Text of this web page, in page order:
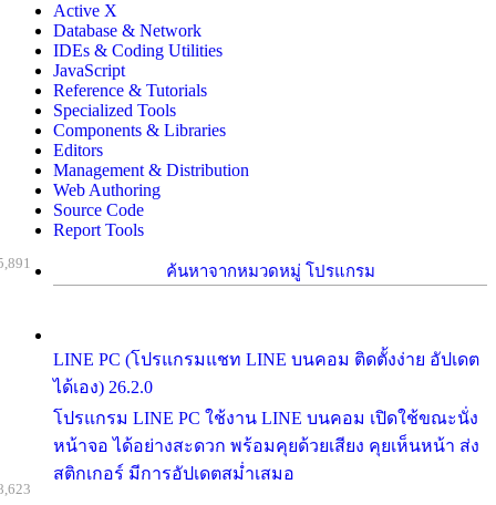
Active X
Database & Network
IDEs & Coding Utilities
JavaScript
Reference & Tutorials
Specialized Tools
Components & Libraries
Editors
Management & Distribution
Web Authoring
Source Code
Report Tools
ค้นหาจากหมวดหมู่ โปรแกรม
LINE PC (โปรแกรมแชท LINE บนคอม ติดตั้งง่าย อัปเดต
ได้เอง) 26.2.0
โปรแกรม LINE PC ใช้งาน LINE บนคอม เปิดใช้ขณะนั่ง
หน้าจอ ได้อย่างสะดวก พร้อมคุยด้วยเสียง คุยเห็นหน้า ส่ง
สติกเกอร์ มีการอัปเดตสม่ำเสมอ